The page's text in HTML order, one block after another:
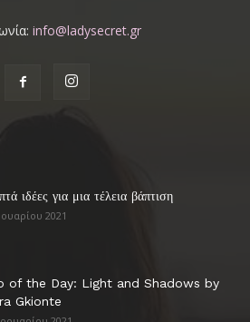
info@ladysecret.gr
ιδέες για μια τέλεια βάπτιση
2021
of the Day: Light and Shadows by
Gkionte